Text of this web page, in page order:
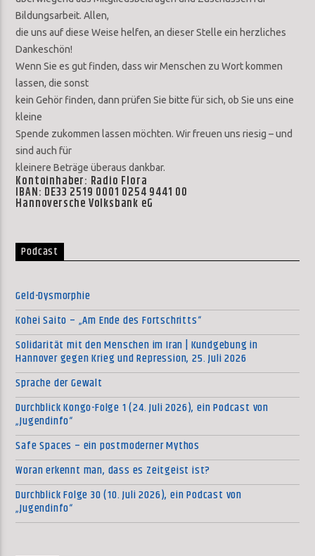
Bildungsarbeit. Allen,
die uns auf diese Weise helfen, an dieser Stelle ein herzliches
Dankeschön!
Wenn Sie es gut finden, dass wir Menschen zu Wort kommen
lassen, die sonst
kein Gehör finden, dann prüfen Sie bitte für sich, ob Sie uns eine
kleine
Spende zukommen lassen möchten. Wir freuen uns riesig – und
sind auch für
kleinere Beträge überaus dankbar.
Kontoinhaber: Radio Flora
IBAN: DE33 2519 0001 0254 9441 00
Hannoversche Volksbank eG
Podcast
Geld-Dysmorphie
Kohei Saito – „Am Ende des Fortschritts“
Solidarität mit den Menschen im Iran | Kundgebung in
Hannover gegen Krieg und Repression, 25. Juli 2026
Sprache der Gewalt
Durchblick Kongo-Folge 1 (24. Juli 2026), ein Podcast von
„Jugendinfo“
Safe Spaces – ein postmoderner Mythos
Woran erkennt man, dass es Zeitgeist ist?
Durchblick Folge 30 (10. Juli 2026), ein Podcast von
„Jugendinfo“